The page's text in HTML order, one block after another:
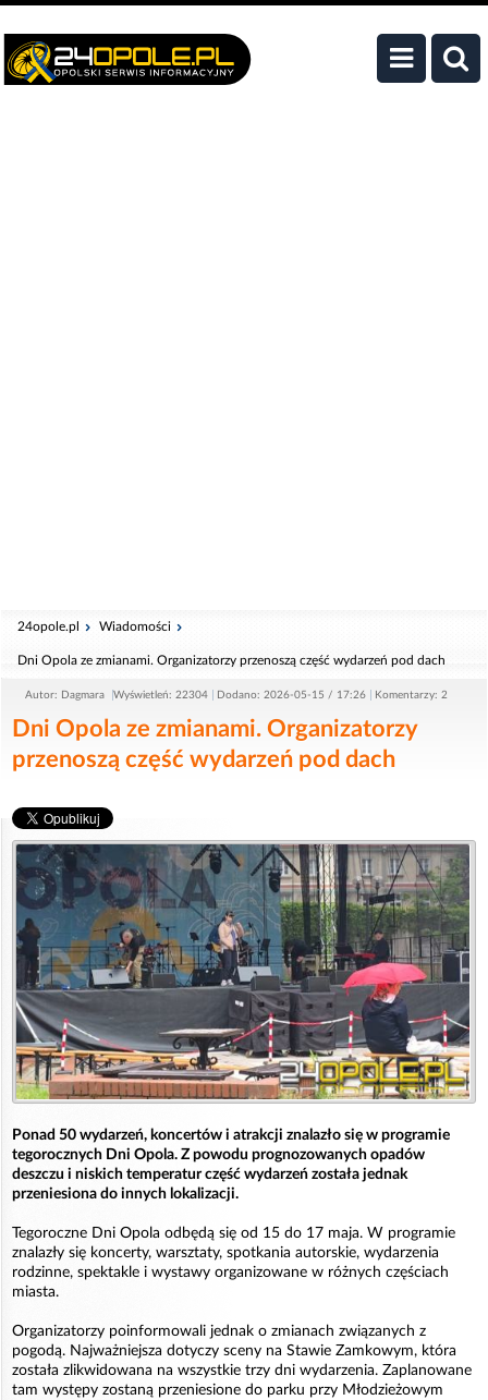
24opole.pl Wiadomości
Dni Opola ze zmianami. Organizatorzy przenoszą część wydarzeń pod dach
Autor: Dagmara Wyświetleń: 22304 Dodano: 2026-05-15 / 17:26 Komentarzy: 2
Dni Opola ze zmianami. Organizatorzy
przenoszą część wydarzeń pod dach
Ponad 50 wydarzeń, koncertów i atrakcji znalazło się w programie
tegorocznych Dni Opola. Z powodu prognozowanych opadów
deszczu i niskich temperatur część wydarzeń została jednak
przeniesiona do innych lokalizacji.
Tegoroczne Dni Opola odbędą się od 15 do 17 maja. W programie
znalazły się koncerty, warsztaty, spotkania autorskie, wydarzenia
rodzinne, spektakle i wystawy organizowane w różnych częściach
miasta.
Organizatorzy poinformowali jednak o zmianach związanych z
pogodą. Najważniejsza dotyczy sceny na Stawie Zamkowym, która
została zlikwidowana na wszystkie trzy dni wydarzenia. Zaplanowane
tam występy zostaną przeniesione do parku przy Młodzieżowym